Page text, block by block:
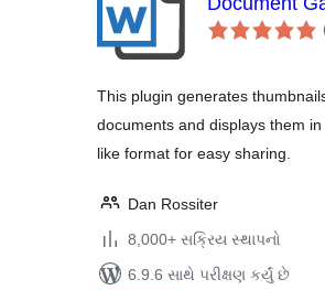
This plugin generates
documents and displays them
like format for easy sharing.
Dan Rossiter
8,000+ સક્રિય સ્થાપનો
6.9.6 સાથે પરીક્ષણ કર્યું છે